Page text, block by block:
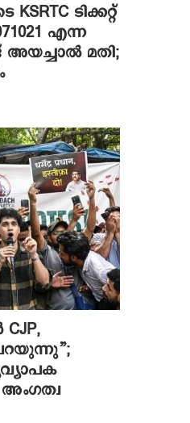
ടിക്കറ്റ്
എന്ന
അയച്ചാൽ മതി;
അംഗത്വ